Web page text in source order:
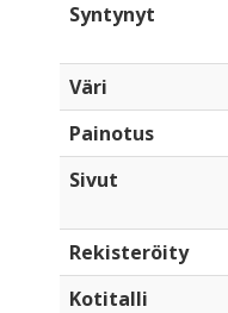
Syntynyt
Väri
Painotus
Sivut
Rekisteröity
Kotitalli